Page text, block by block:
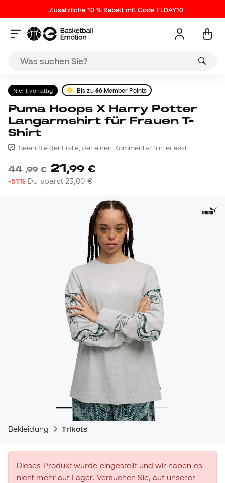
Zusätzliche 10 % Rabatt mit Code FLDAY10
Nicht vorrättig Bis zu 66Member Points
Puma Hoops X Harry Potter
Langarmshirt für Frauen T-
Shirt
Seien Sie der Erste, der einen Kommentar hinterlässt
44,99 € 21,99 €
-51% Du sparst 23,00 €
Bekleidung Trikots
Dieses Produkt wurde eingestellt und wir haben es
nicht mehr auf Lager. Versuchen Sie, auf unserer